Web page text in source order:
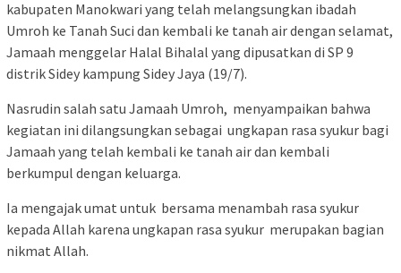
kabupaten Manokwari yang telah melangsungkan ibadah
Umroh ke Tanah Suci dan kembali ke tanah air dengan selamat,
Jamaah menggelar Halal Bihalal yang dipusatkan di SP 9
distrik Sidey kampung Sidey Jaya (19/7).
Nasrudin salah satu Jamaah Umroh, menyampaikan bahwa
kegiatan ini dilangsungkan sebagai ungkapan rasa syukur bagi
Jamaah yang telah kembali ke tanah air dan kembali
berkumpul dengan keluarga.
Ia mengajak umat untuk bersama menambah rasa syukur
kepada Allah karena ungkapan rasa syukur merupakan bagian
nikmat Allah.